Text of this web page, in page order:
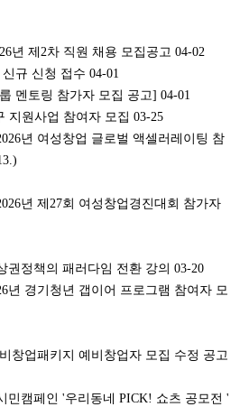
년 제2차 직원 채용 모집공고 04-02
규 신청 접수 04-01
멘토링 참가자 모집 공고] 04-01
지원사업 참여자 모집 03-25
년 여성창업 글로벌 액셀러레이팅 참
년 제27회 여성창업경진대회 참가자
권정책의 패러다임 전환 강의 03-20
년 경기청년 갭이어 프로그램 참여자 모
창업패키지 예비창업자 모집 수정 공고
민캠페인 '우리동네 PICK! 쇼츠 공모전 '